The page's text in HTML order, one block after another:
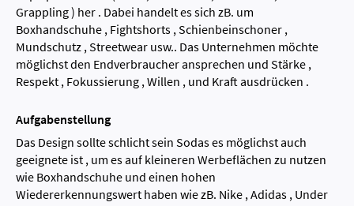
Grappling ) her . Dabei handelt es sich zB. um
Boxhandschuhe , Fightshorts , Schienbeinschoner ,
Mundschutz , Streetwear usw.. Das Unternehmen möchte
möglichst den Endverbraucher ansprechen und Stärke ,
Respekt , Fokussierung , Willen , und Kraft ausdrücken .
Aufgabenstellung
Das Design sollte schlicht sein Sodas es möglichst auch
geeignete ist , um es auf kleineren Werbeflächen zu nutzen
wie Boxhandschuhe und einen hohen
Wiedererkennungswert haben wie zB. Nike , Adidas , Under